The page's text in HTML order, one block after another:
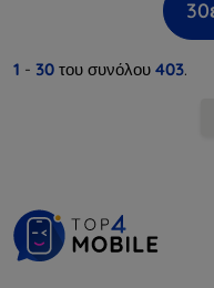
30
1 - 30 του συνόλου 403.